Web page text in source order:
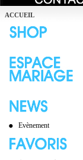
ACCUEIL
Evènement